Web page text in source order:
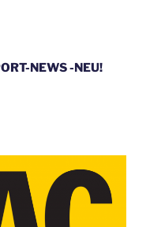
NEWS -NEU!